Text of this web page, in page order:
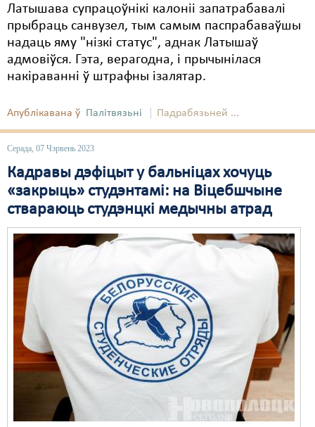
Латышава супрацоўнікі калоніі запатрабавалі
прыбраць санвузел, тым самым паспрабаваўшы
надаць яму "нізкі статус", аднак Латышаў
адмовіўся. Гэта, верагодна, і прычынілася
накіраванні ў штрафны ізалятар.
Апублікавана ў Палітвязьні Падрабязьней ...
Серада, 07 Чэрвень 2023
Кадравы дэфіцыт у бальніцах хочуць
«закрыць» студэнтамі: на Віцебшчыне
ствараюць студэнцкі медычны атрад